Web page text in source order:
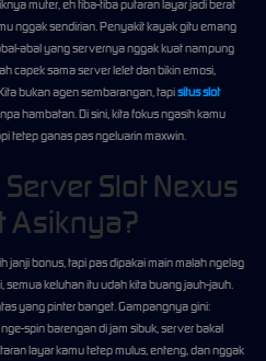
muter, eh tiba-tiba putaran layar jadi berat
nggak sendirian. Penyakit kayak gitu emang
abal yang servernya nggak kuat nampung
capek sama server lelet dan bikin emosi,
bukan agen sembarangan, tapisitus slot
hambatan. Di sini, kita fokus ngasih kamu
tetep ganas pas ngeluarin maxwin.
Slot Nexus
Asiknya?
janji bonus, tapi pas dipakai main malah ngelag
semua keluhan itu udah kita buang jauh-jauh.
yang pinter banget. Gampangnya gini:
spin barengan di jam sibuk, server bakal
layar kamu tetep mulus, enteng, dan nggak